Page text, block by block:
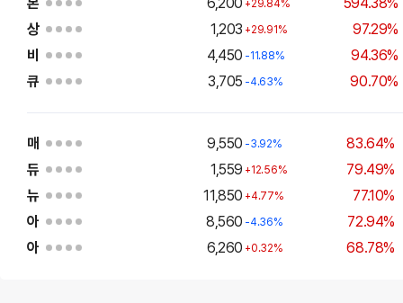
+29.84%
상
1,203 +29.91%
97.29%
비
4,450 -11.88%
94.36%
큐
3,705 -4.63% 90.70%
종목명 주가 예측상승률
매 9,550 -3.92%
83.64%
듀
1,559 +12.56%
79.49%
뉴
11,850 +4.77%
77.10%
아
8,560 -4.36%
72.94%
아
6,260 +0.32% 68.78%